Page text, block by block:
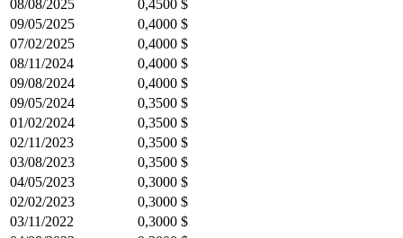
08/08/2025
0,4500 $
09/05/2025
0,4000 $
07/02/2025
0,4000 $
08/11/2024
0,4000 $
09/08/2024
0,4000 $
09/05/2024
0,3500 $
01/02/2024
0,3500 $
02/11/2023
0,3500 $
03/08/2023
0,3500 $
04/05/2023
0,3000 $
02/02/2023
0,3000 $
03/11/2022
0,3000 $